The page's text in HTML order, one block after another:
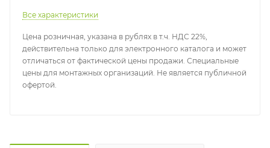
Все характеристики
Цена розничная, указана в рублях в т.ч. НДС 22%,
действительна только для электронного каталога и может
отличаться от фактической цены продажи. Специальные
цены для монтажных организаций. Не является публичной
офертой.